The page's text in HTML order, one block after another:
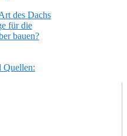
des Dachs
für die
bauen?
Quellen: